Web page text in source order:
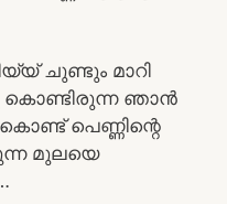
ചുണ്ടും മാറി
കൊണ്ടിരുന്ന ഞാൻ
പെണ്ണിന്റെ
മുലയെ